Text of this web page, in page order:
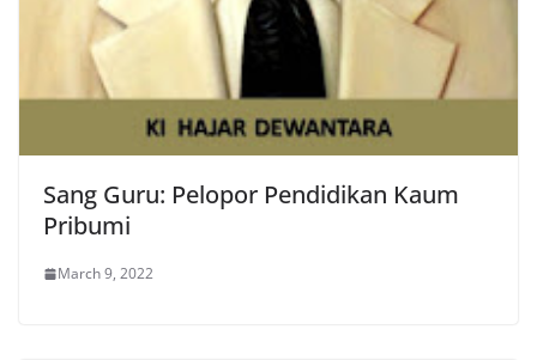
Sang Guru: Pelopor Pendidikan Kaum
Pribumi
March 9, 2022